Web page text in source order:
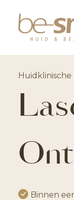
Binnen